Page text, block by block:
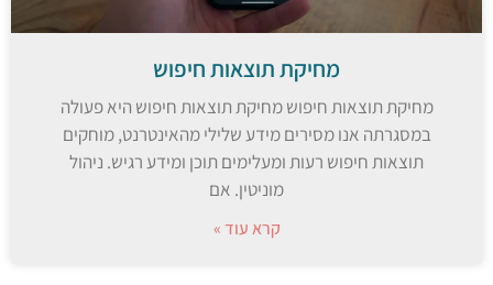
מחיקת תוצאות חיפוש
מחיקת תוצאות חיפוש מחיקת תוצאות חיפוש היא פעולה
במסגרתה אנו מסירים מידע שלילי מהאינטרנט, מוחקים
תוצאות חיפוש רעות ומעלימים תוכן ומידע רגיש. ניהול
מוניטין. אם
קרא עוד »